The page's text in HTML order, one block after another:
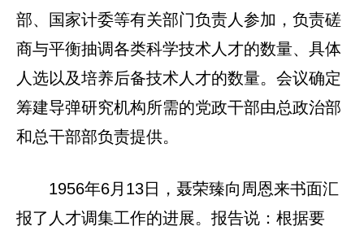
部、国家计委等有关部门负责人参加，负责磋
商与平衡抽调各类科学技术人才的数量、具体
人选以及培养后备技术人才的数量。会议确定
筹建导弹研究机构所需的党政干部由总政治部
和总干部部负责提供。
1956年6月13日，聂荣臻向周恩来书面汇
报了人才调集工作的进展。报告说：根据要